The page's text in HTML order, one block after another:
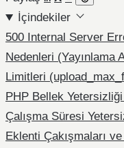
İçindekiler
500 Internal Server
Nedenleri (Yayınlama
Limitleri
PHP Bellek
Çalışma Süresi
Eklenti Çakışmaları ve